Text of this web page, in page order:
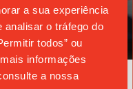
a sua experiência
analisar o tráfego do
todos” ou
informações
a nossa